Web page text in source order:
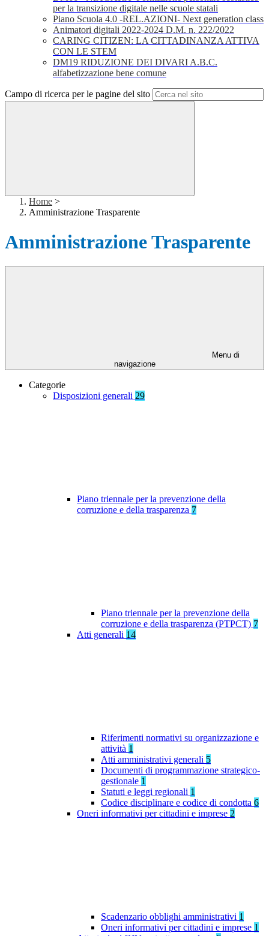
per la transizione digitale nelle scuole statali
Piano Scuola 4.0 -REL.AZIONI- Next generation class
Animatori digitali 2022-2024 D.M. n. 222/2022
CARING CITIZEN: LA CITTADINANZA ATTIVA
CON LE STEM
DM19 RIDUZIONE DEI DIVARI A.B.C.
alfabetizzazione bene comune
Campo di ricerca per le pagine del sito
Home >
Amministrazione Trasparente
Amministrazione Trasparente
Menu di
navigazione
Categorie
Disposizioni generali 29
Piano triennale per la prevenzione della
corruzione e della trasparenza 7
Piano triennale per la prevenzione della
corruzione e della trasparenza (PTPCT) 7
Atti generali 14
Riferimenti normativi su organizzazione e
attività 1
Atti amministrativi generali 5
Documenti di programmazione strategico-
gestionale 1
Statuti e leggi regionali 1
Codice disciplinare e codice di condotta 6
Oneri informativi per cittadini e imprese 2
Scadenzario obblighi amministrativi 1
Oneri informativi per cittadini e imprese 1